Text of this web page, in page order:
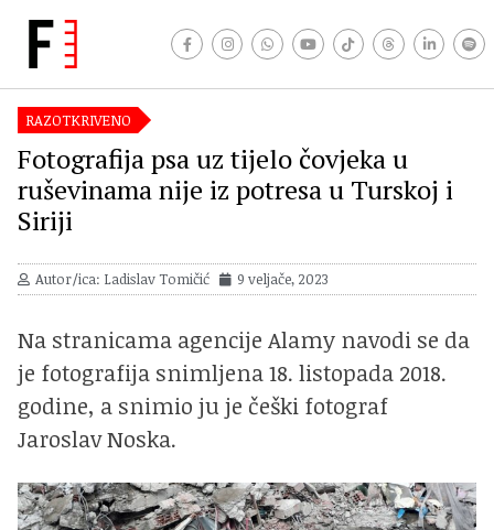
RAZOTKRIVENO
Fotografija psa uz tijelo čovjeka u
ruševinama nije iz potresa u Turskoj i
Siriji
Autor/ica: Ladislav Tomičić 9 veljače, 2023
Na stranicama agencije Alamy navodi se da
je fotografija snimljena 18. listopada 2018.
godine, a snimio ju je češki fotograf
Jaroslav Noska.